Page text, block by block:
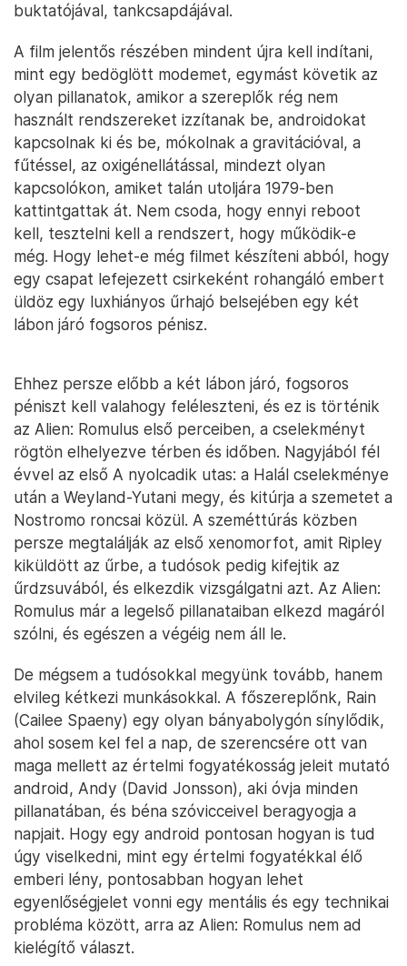
buktatójával, tankcsapdájával.
A film jelentős részében mindent újra kell indítani,
mint egy bedöglött modemet, egymást követik az
olyan pillanatok, amikor a szereplők rég nem
használt rendszereket izzítanak be, androidokat
kapcsolnak ki és be, mókolnak a gravitációval, a
fűtéssel, az oxigénellátással, mindezt olyan
kapcsolókon, amiket talán utoljára 1979-ben
kattintgattak át. Nem csoda, hogy ennyi reboot
kell, tesztelni kell a rendszert, hogy működik-e
még. Hogy lehet-e még filmet készíteni abból, hogy
egy csapat lefejezett csirkeként rohangáló embert
üldöz egy luxhiányos űrhajó belsejében egy két
lábon járó fogsoros pénisz.
Ehhez persze előbb a két lábon járó, fogsoros
péniszt kell valahogy feléleszteni, és ez is történik
az Alien: Romulus első perceiben, a cselekményt
rögtön elhelyezve térben és időben. Nagyjából fél
évvel az első A nyolcadik utas: a Halál cselekménye
után a Weyland-Yutani megy, és kitúrja a szemetet a
Nostromo roncsai közül. A szeméttúrás közben
persze megtalálják az első xenomorfot, amit Ripley
kiküldött az űrbe, a tudósok pedig kifejtik az
űrdzsuvából, és elkezdik vizsgálgatni azt. Az Alien:
Romulus már a legelső pillanataiban elkezd magáról
szólni, és egészen a végéig nem áll le.
De mégsem a tudósokkal megyünk tovább, hanem
elvileg kétkezi munkásokkal. A főszereplőnk, Rain
(Cailee Spaeny) egy olyan bányabolygón sínylődik,
ahol sosem kel fel a nap, de szerencsére ott van
maga mellett az értelmi fogyatékosság jeleit mutató
android, Andy (David Jonsson), aki óvja minden
pillanatában, és béna szóvicceivel beragyogja a
napjait. Hogy egy android pontosan hogyan is tud
úgy viselkedni, mint egy értelmi fogyatékkal élő
emberi lény, pontosabban hogyan lehet
egyenlőségjelet vonni egy mentális és egy technikai
probléma között, arra az Alien: Romulus nem ad
kielégítő választ.